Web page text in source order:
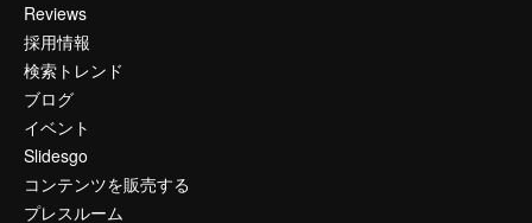
Reviews
採用情報
検索トレンド
ブログ
イベント
Slidesgo
コンテンツを販売する
プレスルーム